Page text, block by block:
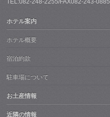
TEL:082-248-2255/FAX082-243-0885
ホテル案内
ホテル概要
宿泊約款
駐車場について
お土産情報
近隣の情報